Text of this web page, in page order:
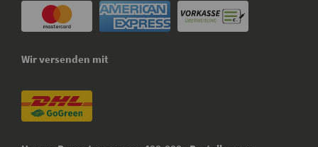
Wir versenden mit